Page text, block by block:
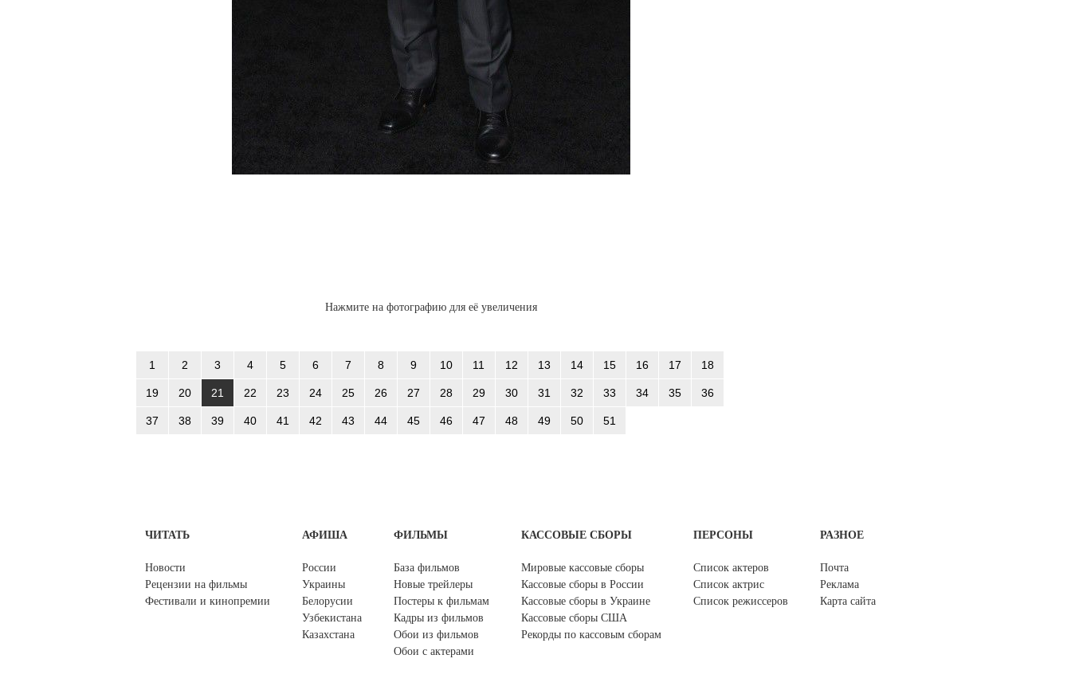
Нажмите на фотографию для её увеличения
1 2 3 4 5 6 7 8 9 10 11 12 13 14 15 16 17 18
19 20 21 22 23 24 25 26 27 28 29 30 31 32 33 34 35 36
37 38 39 40 41 42 43 44 45 46 47 48 49 50 51
ЧИТАТЬ
Новости
Рецензии на фильмы
Фестивали и кинопремии
АФИША
России
Украины
Белорусии
Узбекистана
Казахстана
ФИЛЬМЫ
База фильмов
Новые трейлеры
Постеры к фильмам
Кадры из фильмов
Обои из фильмов
Обои с актерами
КАССОВЫЕ СБОРЫ
Мировые кассовые сборы
Кассовые сборы в России
Кассовые сборы в Украине
Кассовые сборы США
Рекорды по кассовым сборам
ПЕРСОНЫ
Список актеров
Список актрис
Список режиссеров
РАЗНОЕ
Почта
Реклама
Карта сайта